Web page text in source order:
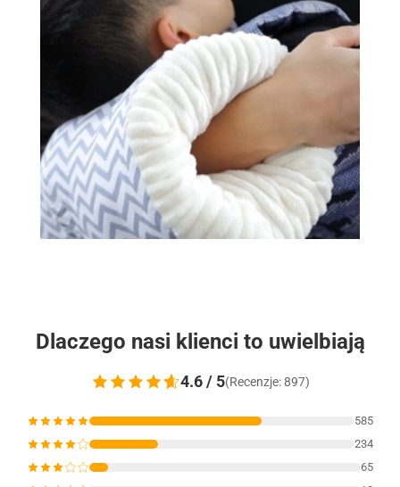
Dlaczego nasi klienci to uwielbiają
4.6 / 5(Recenzje: 897)
585
234
65